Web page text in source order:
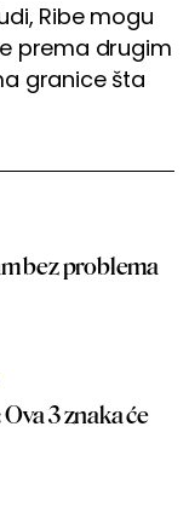
Ribe mogu
prema drugim
granice šta
bez problema
3 znaka će